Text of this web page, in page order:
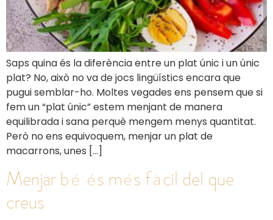
Saps quina és la diferència entre un plat únic i un únic
plat? No, això no va de jocs lingüístics encara que
pugui semblar-ho. Moltes vegades ens pensem que si
fem un “plat únic” estem menjant de manera
equilibrada i sana perquè mengem menys quantitat.
Però no ens equivoquem, menjar un plat de
macarrons, unes […]
Menjar bé és més fàcil del que
creus